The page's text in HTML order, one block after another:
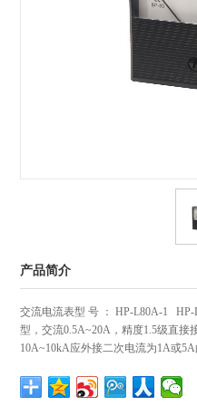
产品简介
交流电流表型 号 ： HP-L80A-1
型，交流0.5A~20A，精度1.5级直接
10A~10kA应外接二次电流为1A或